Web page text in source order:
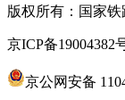
版权所有：国家
京ICP备
京公网安备